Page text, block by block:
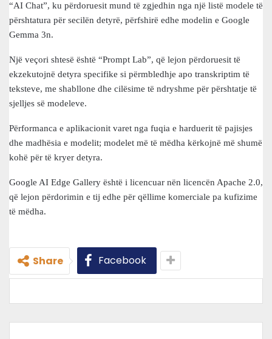
“AI Chat”, ku përdoruesit mund të zgjedhin nga një listë modele të
përshtatura për secilën detyrë, përfshirë edhe modelin e Google
Gemma 3n.
Një veçori shtesë është “Prompt Lab”, që lejon përdoruesit të
ekzekutojnë detyra specifike si përmbledhje apo transkriptim të
teksteve, me shabllone dhe cilësime të ndryshme për përshtatje të
sjelljes së modeleve.
Përformanca e aplikacionit varet nga fuqia e harduerit të pajisjes
dhe madhësia e modelit; modelet më të mëdha kërkojnë më shumë
kohë për të kryer detyra.
Google AI Edge Gallery është i licencuar nën licencën Apache 2.0,
që lejon përdorimin e tij edhe për qëllime komerciale pa kufizime
të mëdha.
Share Facebook